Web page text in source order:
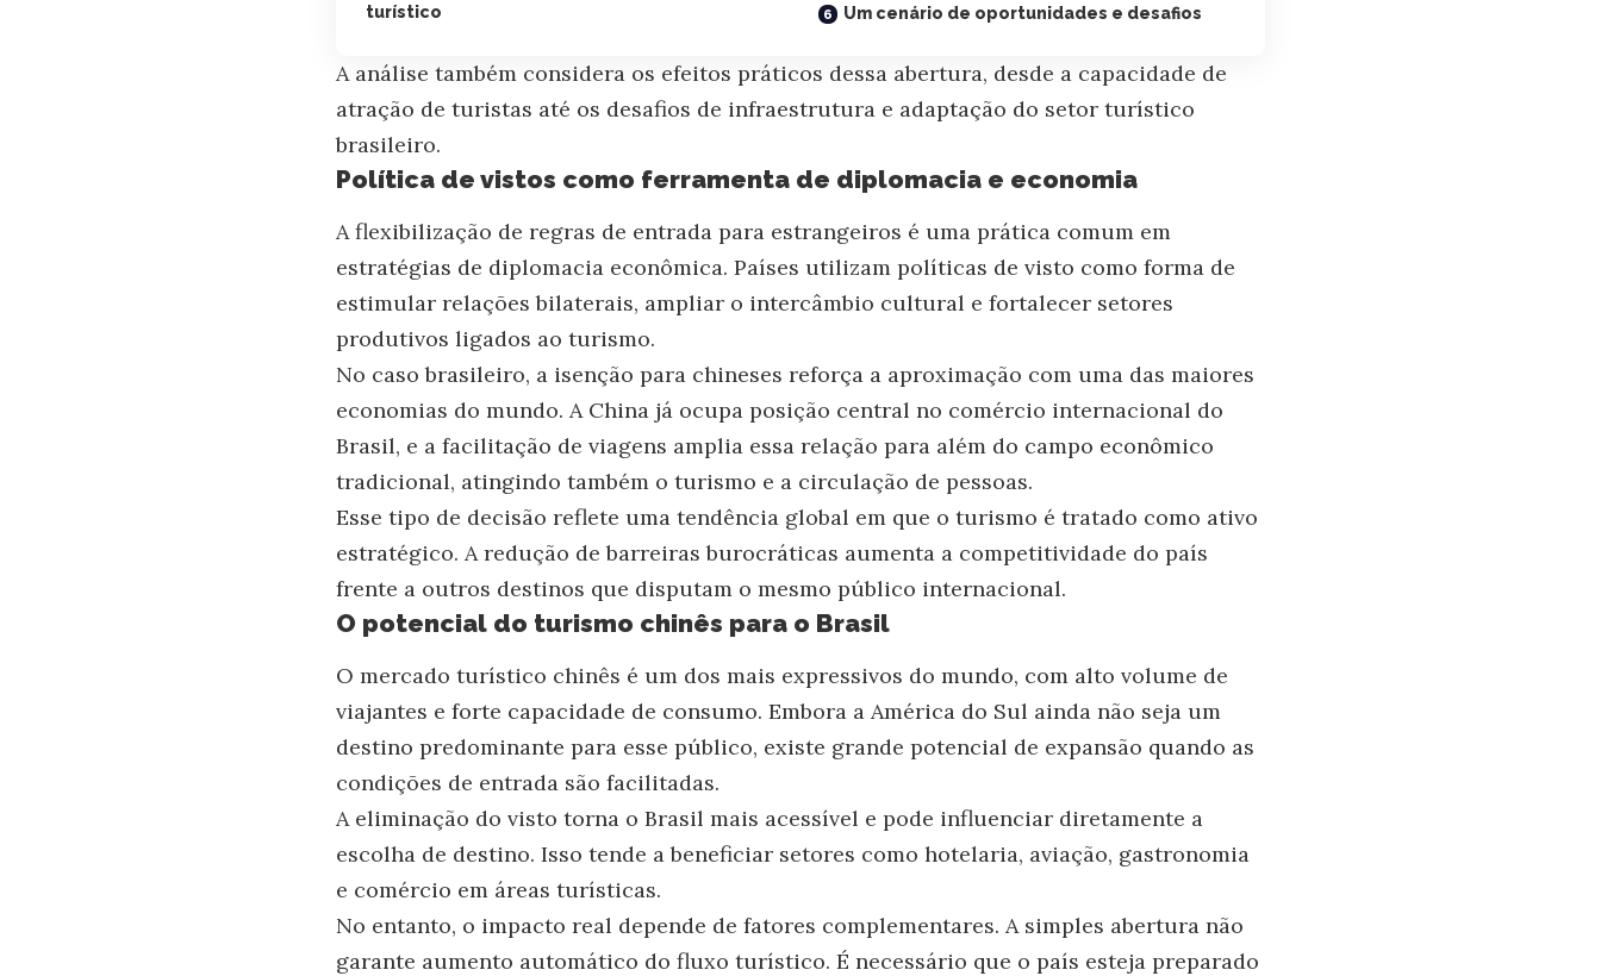
turístico
Um cenário de oportunidades e desafios
A análise também considera os efeitos práticos dessa abertura, desde a capacidade de
atração de turistas até os desafios de infraestrutura e adaptação do setor turístico
brasileiro.
Política de vistos como ferramenta de diplomacia e economia
A flexibilização de regras de entrada para estrangeiros é uma prática comum em
estratégias de diplomacia econômica. Países utilizam políticas de visto como forma de
estimular relações bilaterais, ampliar o intercâmbio cultural e fortalecer setores
produtivos ligados ao turismo.
No caso brasileiro, a isenção para chineses reforça a aproximação com uma das maiores
economias do mundo. A China já ocupa posição central no comércio internacional do
Brasil, e a facilitação de viagens amplia essa relação para além do campo econômico
tradicional, atingindo também o turismo e a circulação de pessoas.
Esse tipo de decisão reflete uma tendência global em que o turismo é tratado como ativo
estratégico. A redução de barreiras burocráticas aumenta a competitividade do país
frente a outros destinos que disputam o mesmo público internacional.
O potencial do turismo chinês para o Brasil
O mercado turístico chinês é um dos mais expressivos do mundo, com alto volume de
viajantes e forte capacidade de consumo. Embora a América do Sul ainda não seja um
destino predominante para esse público, existe grande potencial de expansão quando as
condições de entrada são facilitadas.
A eliminação do visto torna o Brasil mais acessível e pode influenciar diretamente a
escolha de destino. Isso tende a beneficiar setores como hotelaria, aviação, gastronomia
e comércio em áreas turísticas.
No entanto, o impacto real depende de fatores complementares. A simples abertura não
garante aumento automático do fluxo turístico. É necessário que o país esteja preparado